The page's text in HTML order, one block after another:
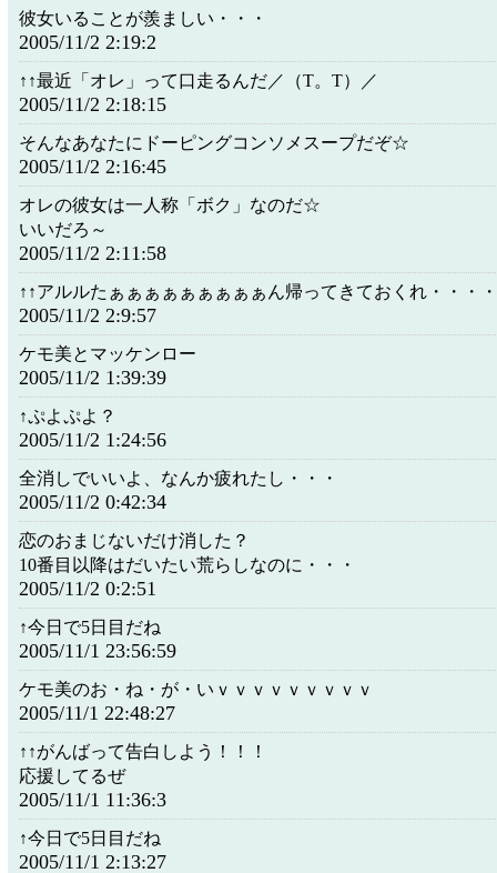
彼女いることが羨ましい・・・
2005/11/2 2:19:2
↑↑最近「オレ」って口走るんだ／（T。T）／
2005/11/2 2:18:15
そんなあなたにドーピングコンソメスープだぞ☆
2005/11/2 2:16:45
オレの彼女は一人称「ボク」なのだ☆
いいだろ～
2005/11/2 2:11:58
↑↑アルルたぁぁぁぁぁぁぁぁぁん帰ってきておくれ・・・・
2005/11/2 2:9:57
ケモ美とマッケンロー
2005/11/2 1:39:39
↑ぷよぷよ？
2005/11/2 1:24:56
全消しでいいよ、なんか疲れたし・・・
2005/11/2 0:42:34
恋のおまじないだけ消した？
10番目以降はだいたい荒らしなのに・・・
2005/11/2 0:2:51
↑今日で5日目だね
2005/11/1 23:56:59
ケモ美のお・ね・が・いｖｖｖｖｖｖｖｖｖ
2005/11/1 22:48:27
↑↑がんばって告白しよう！！！
応援してるぜ
2005/11/1 11:36:3
↑今日で5日目だね
2005/11/1 2:13:27